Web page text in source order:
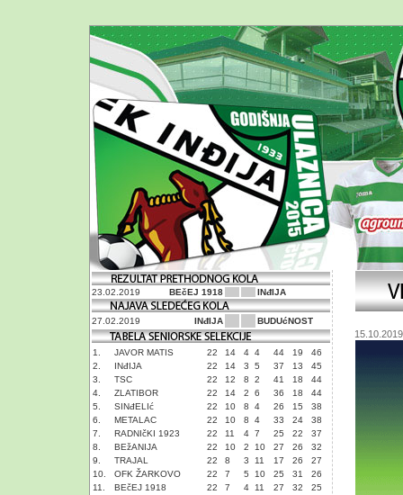
23.02.2019 BEčEJ 1918 INđIJA
27.02.2019 INđIJA BUDUćNOST
1. JAVOR MATIS 22 14 4 4 44 19
46
2.
INđIJA 22 14 3 5 37 13
45
3.
TSC 22 12 8 2 41 18
44
4.
ZLATIBOR 22 14 2 6 36 18
44
5.
SINđELIć 22 10 8 4 26 15
38
6.
METALAC 22 10 8 4 33 24
38
7.
RADNIčKI 1923 22 11 4 7 25 22
37
8.
BEžANIJA 22 10 2 10 27 26
32
9.
TRAJAL 22 8 3 11 17 26
27
10.
OFK ŽARKOVO 22 7 5 10 25 31
26
11.
BEčEJ 1918 22 7 4 11 27 32
25
15.10.2019